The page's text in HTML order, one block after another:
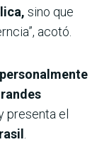
sino que
acotó.
personalmente
presenta el